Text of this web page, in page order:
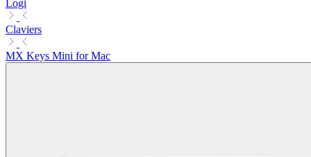
Logi
Claviers
MX Keys Mini for Mac